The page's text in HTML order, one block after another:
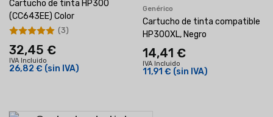
Cartucho de tinta HP300
(CC643EE) Color
32,45 €
IVA Incluido
26,82 € (sin IVA)
(3)
Genérico
Cartucho de tinta compatible
HP300XL, Negro
14,41 €
IVA Incluido
11,91 € (sin IVA)